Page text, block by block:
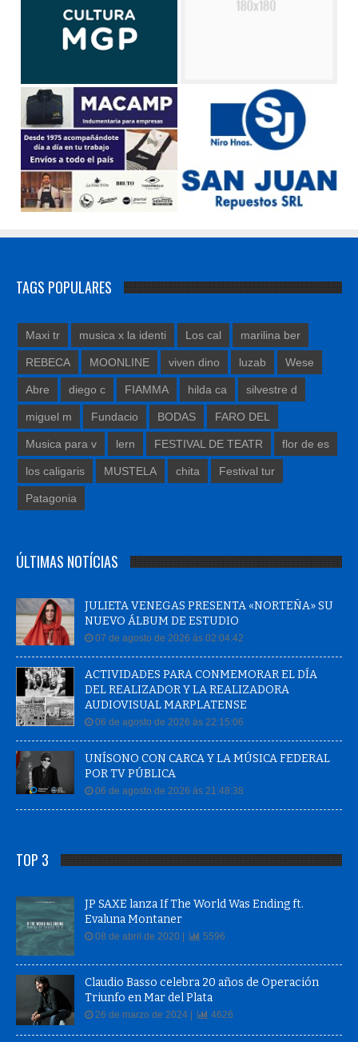
TAGS POPULARES
Maxi tr musica x la identi Los cal marilina ber
REBECA MOONLINE viven dino luzab Wese
Abre diego c FIAMMA hilda ca silvestre d
miguel m Fundacio BODAS FARO DEL
Musica para v lern FESTIVAL DE TEATR flor de es
los caligaris MUSTELA chita Festival tur
Patagonia
ÚLTIMAS NOTÍCIAS
JULIETA VENEGAS PRESENTA «NORTEÑA» SU
NUEVO ÁLBUM DE ESTUDIO
07 de agosto de 2026 às 02:04:42
ACTIVIDADES PARA CONMEMORAR EL DÍA
DEL REALIZADOR Y LA REALIZADORA
AUDIOVISUAL MARPLATENSE
06 de agosto de 2026 às 22:15:06
UNÍSONO CON CARCA Y LA MÚSICA FEDERAL
POR TV PÚBLICA
06 de agosto de 2026 às 21:48:38
TOP 3
JP SAXE lanza If The World Was Ending ft.
Evaluna Montaner
08 de abril de 2020 | 5596
Claudio Basso celebra 20 años de Operación
Triunfo en Mar del Plata
26 de marzo de 2024 | 4626